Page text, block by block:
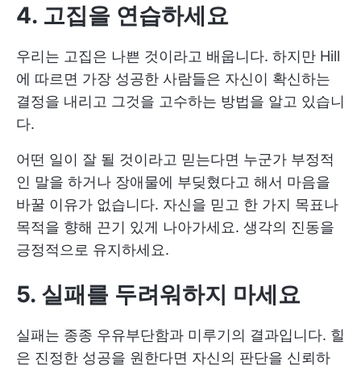
4. 고집을 연습하세요
우리는 고집은 나쁜 것이라고 배웁니다. 하지만 Hill
에 따르면 가장 성공한 사람들은 자신이 확신하는
결정을 내리고 그것을 고수하는 방법을 알고 있습니
다.
어떤 일이 잘 될 것이라고 믿는다면 누군가 부정적
인 말을 하거나 장애물에 부딪혔다고 해서 마음을
바꿀 이유가 없습니다. 자신을 믿고 한 가지 목표나
목적을 향해 끈기 있게 나아가세요. 생각의 진동을
긍정적으로 유지하세요.
5. 실패를 두려워하지 마세요
실패는 종종 우유부단함과 미루기의 결과입니다. 힐
은 진정한 성공을 원한다면 자신의 판단을 신뢰하